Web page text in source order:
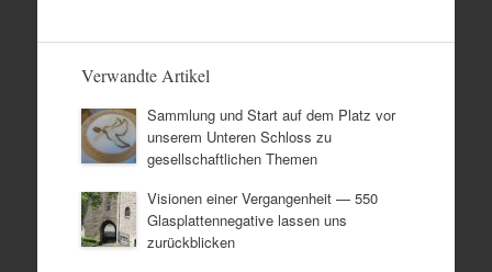
Verwandte Artikel
Sammlung und Start auf dem Platz vor
unserem Unteren Schloss zu
gesellschaftlichen Themen
Visionen einer Vergangenheit — 550
Glasplattennegative lassen uns
zurückblicken